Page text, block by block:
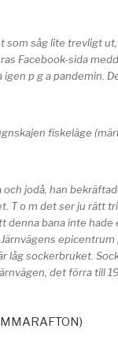
som såg lite trevligt
Facebook-sida
p g a pandemin.
fiskeläge
och jodå, han
T o m det ser ju rätt
denna bana inte hade
epicentrum
låg sockerbruket.
det förra till